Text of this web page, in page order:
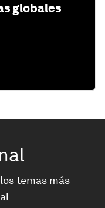
globales
temas más